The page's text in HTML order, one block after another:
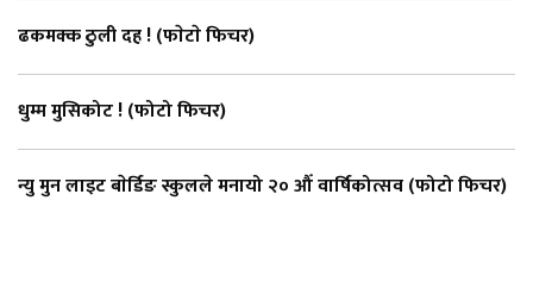
ढकमक्क ठुली दह ! (फाेटाे फिचर)
धुम्म मुसिकोट ! (फोटो फिचर)
न्यु मुन लाइट बाेर्डिङ स्कुलले मनायो २० औँ वार्षिकोत्सव (फोटो फिचर)